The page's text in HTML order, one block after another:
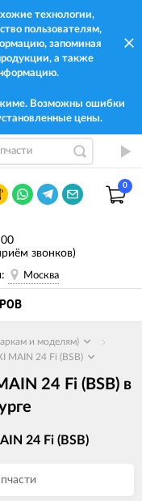
технологии,
пользователям,
запоминая
а также
Возможны ошибки
цены.
0
звонков)
Москва
и моделям)
MAIN 24 Fi (BSB)
24 Fi (BSB) в
24 Fi (BSB)